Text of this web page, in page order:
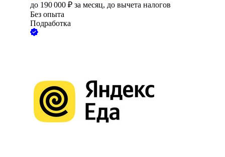
до 190 000 ₽ за месяц, до вычета налогов
Без опыта
Подработка